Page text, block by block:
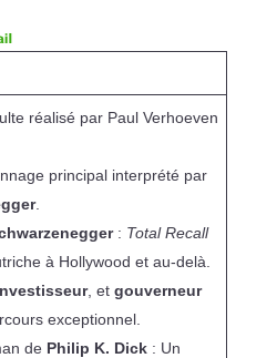
réalisé par Paul Verhoeven
principal interprété par
.
: Total Recall
à Hollywood et au-delà.
, et gouverneur
exceptionnel.
de Philip K. Dick: Un